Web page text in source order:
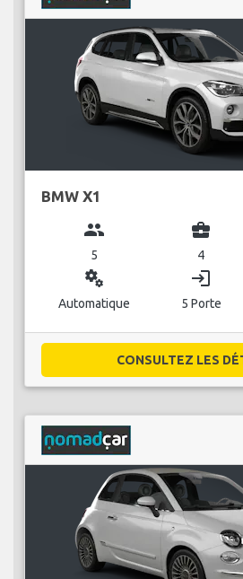
BMW X1
group
5
business_center
4
miscellaneous_services
Automatique
login
5 Porte
CONSULTEZ LES